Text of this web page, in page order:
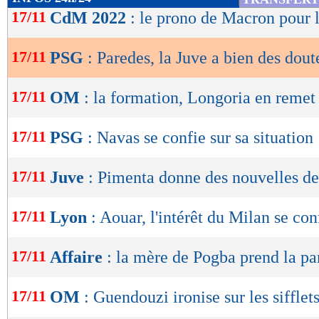
de
OK
17/11 CdM 2022 : le prono de Macron pour
17/11 PSG : Paredes, la Juve a bien des
17/11 OM : la formation, Longoria en remet
17/11 PSG : Navas se confie sur sa situation
17/11 Juve : Pimenta donne des nouvelles
17/11 Lyon : Aouar, l'intérêt du Milan se
17/11 Affaire : la mère de Pogba prend la
17/11 OM : Guendouzi ironise sur les